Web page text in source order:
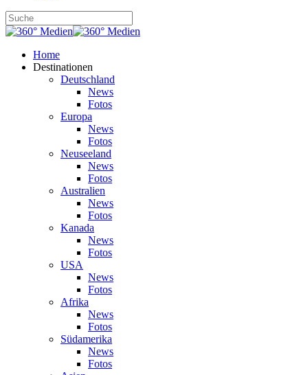
Home
Destinationen
Deutschland
News
Fotos
Europa
News
Fotos
Neuseeland
News
Fotos
Australien
News
Fotos
Kanada
News
Fotos
USA
News
Fotos
Afrika
News
Fotos
Südamerika
News
Fotos